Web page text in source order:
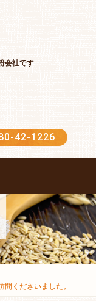
会社です
42-1226
くださいました。